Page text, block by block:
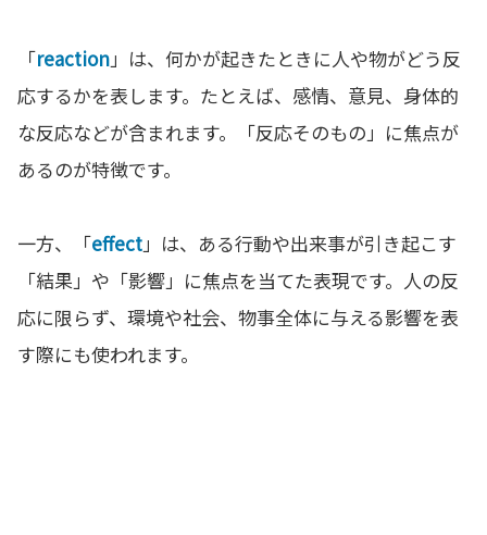
「reaction」は、何かが起きたときに人や物がどう反
応するかを表します。たとえば、感情、意見、身体的
な反応などが含まれます。「反応そのもの」に焦点が
あるのが特徴です。
一方、「effect」は、ある行動や出来事が引き起こす
「結果」や「影響」に焦点を当てた表現です。人の反
応に限らず、環境や社会、物事全体に与える影響を表
す際にも使われます。